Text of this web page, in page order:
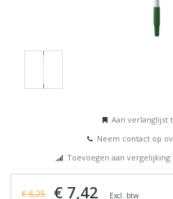
Aan verlanglijst
Neem contact op
Toevoegen aan vergelijking
€ 8,25 € 7,42 Excl. btw